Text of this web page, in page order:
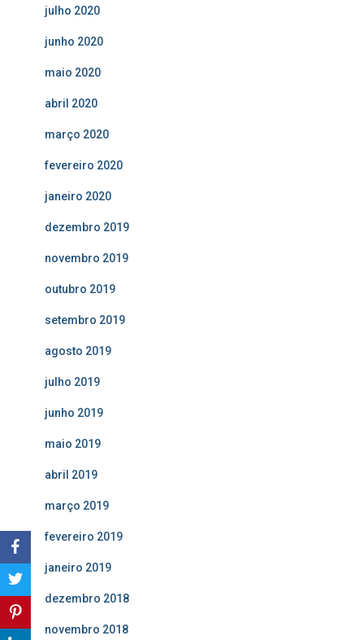
julho 2020
junho 2020
maio 2020
abril 2020
março 2020
fevereiro 2020
janeiro 2020
dezembro 2019
novembro 2019
outubro 2019
setembro 2019
agosto 2019
julho 2019
junho 2019
maio 2019
abril 2019
março 2019
fevereiro 2019
janeiro 2019
dezembro 2018
novembro 2018